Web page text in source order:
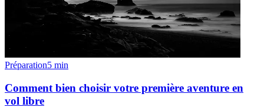
Préparation5 min
Comment bien choisir votre première aventure en
vol libre